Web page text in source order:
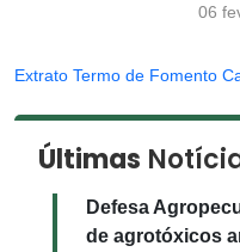
06
Extrato Termo de Fomento
Últimas
Defesa
de agrotóxicos